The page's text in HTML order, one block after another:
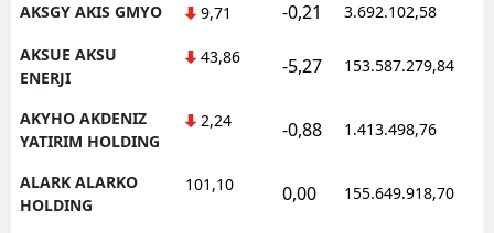
AKSGY AKIS GMYO 9,71 -0,21 3.692.102,58
AKSUE AKSU
ENERJI
43,86 -5,27 153.587.279,84
AKYHO AKDENIZ
YATIRIM HOLDING
2,24 -0,88 1.413.498,76
ALARK ALARKO
HOLDING
101,10 0,00 155.649.918,70